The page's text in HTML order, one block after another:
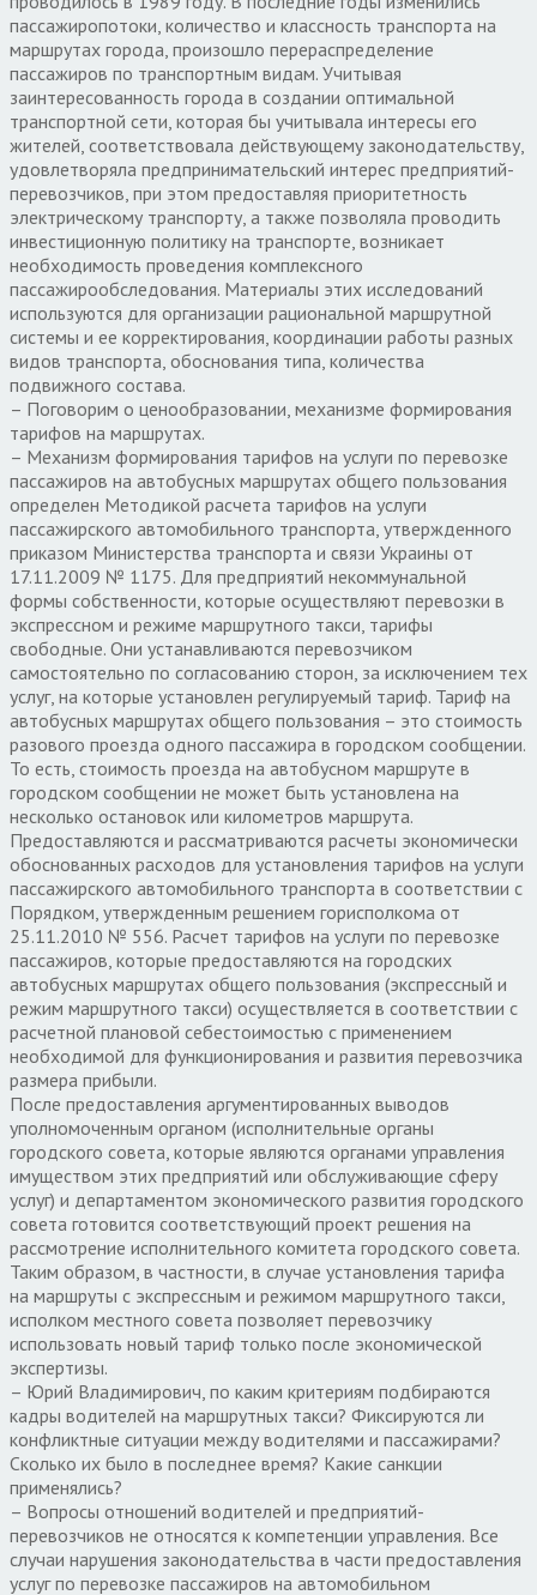
пассажиропотоки, количество и классность транспорта на
маршрутах города, произошло перераспределение
пассажиров по транспортным видам. Учитывая
заинтересованность города в создании оптимальной
транспортной сети, которая бы учитывала интересы его
жителей, соответствовала действующему законодательству,
удовлетворяла предпринимательский интерес предприятий-
перевозчиков, при этом предоставляя приоритетность
электрическому транспорту, а также позволяла проводить
инвестиционную политику на транспорте, возникает
необходимость проведения комплексного
пассажирообследования. Материалы этих исследований
используются для организации рациональной маршрутной
системы и ее корректирования, координации работы разных
видов транспорта, обоснования типа, количества
подвижного состава.
– Поговорим о ценообразовании, механизме формирования
тарифов на маршрутах.
– Механизм формирования тарифов на услуги по перевозке
пассажиров на автобусных маршрутах общего пользования
определен Методикой расчета тарифов на услуги
пассажирского автомобильного транспорта, утвержденного
приказом Министерства транспорта и связи Украины от
17.11.2009 № 1175. Для предприятий некоммунальной
формы собственности, которые осуществляют перевозки в
экспрессном и режиме маршрутного такси, тарифы
свободные. Они устанавливаются перевозчиком
самостоятельно по согласованию сторон, за исключением тех
услуг, на которые установлен регулируемый тариф. Тариф на
автобусных маршрутах общего пользования – это стоимость
разового проезда одного пассажира в городском сообщении.
То есть, стоимость проезда на автобусном маршруте в
городском сообщении не может быть установлена на
несколько остановок или километров маршрута.
Предоставляются и рассматриваются расчеты экономически
обоснованных расходов для установления тарифов на услуги
пассажирского автомобильного транспорта в соответствии с
Порядком, утвержденным решением горисполкома от
25.11.2010 № 556. Расчет тарифов на услуги по перевозке
пассажиров, которые предоставляются на городских
автобусных маршрутах общего пользования (экспрессный и
режим маршрутного такси) осуществляется в соответствии с
расчетной плановой себестоимостью с применением
необходимой для функционирования и развития перевозчика
размера прибыли.
После предоставления аргументированных выводов
уполномоченным органом (исполнительные органы
городского совета, которые являются органами управления
имуществом этих предприятий или обслуживающие сферу
услуг) и департаментом экономического развития городского
совета готовится соответствующий проект решения на
рассмотрение исполнительного комитета городского совета.
Таким образом, в частности, в случае установления тарифа
на маршруты с экспрессным и режимом маршрутного такси,
исполком местного совета позволяет перевозчику
использовать новый тариф только после экономической
экспертизы.
– Юрий Владимирович, по каким критериям подбираются
кадры водителей на маршрутных такси? Фиксируются ли
конфликтные ситуации между водителями и пассажирами?
Сколько их было в последнее время? Какие санкции
применялись?
– Вопросы отношений водителей и предприятий-
перевозчиков не относятся к компетенции управления. Все
случаи нарушения законодательства в части предоставления
услуг по перевозке пассажиров на автомобильном